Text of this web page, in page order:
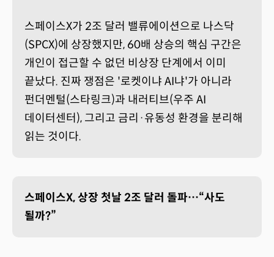
스페이스X가 2조 달러 밸류에이션으로 나스닥
(SPCX)에 상장했지만, 60배 상승의 핵심 구간은
개인이 접근할 수 없던 비상장 단계에서 이미
끝났다. 진짜 쟁점은 '로켓이냐 AI냐'가 아니라
펀더멘털(스타링크)과 내러티브(우주 AI
데이터센터), 그리고 금리·유동성 환경을 분리해
읽는 것이다.
스페이스X, 상장 첫날 2조 달러 돌파…“사도
될까?”